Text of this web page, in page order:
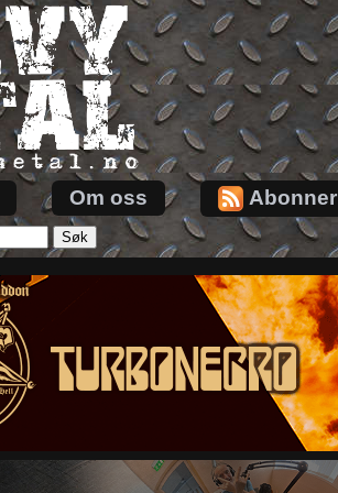
Om oss Abonner